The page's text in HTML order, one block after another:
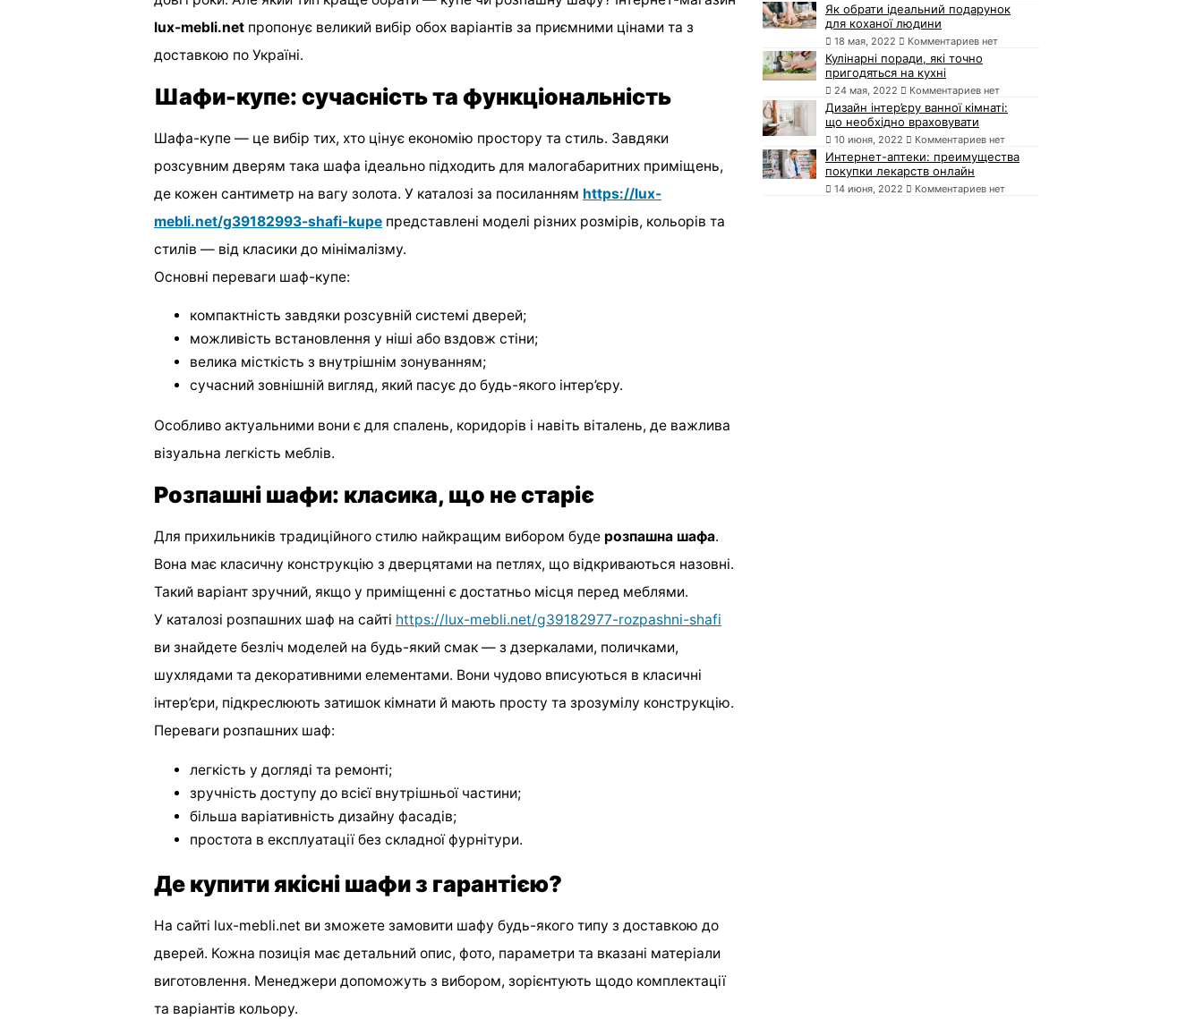
lux-mebli.net пропонує великий вибір обох варіантів за приємними цінами та з
доставкою по Україні.
Шафи-купе: сучасність та функціональність
Шафа-купе — це вибір тих, хто цінує економію простору та стиль. Завдяки
розсувним дверям така шафа ідеально підходить для малогабаритних приміщень,
де кожен сантиметр на вагу золота. У каталозі за посиланням https://lux-
mebli.net/g39182993-shafi-kupe представлені моделі різних розмірів, кольорів та
стилів — від класики до мінімалізму.
Основні переваги шаф-купе:
компактність завдяки розсувній системі дверей;
можливість встановлення у ніші або вздовж стіни;
велика місткість з внутрішнім зонуванням;
сучасний зовнішній вигляд, який пасує до будь-якого інтер’єру.
Особливо актуальними вони є для спалень, коридорів і навіть віталень, де важлива
візуальна легкість меблів.
Розпашні шафи: класика, що не старіє
Для прихильників традиційного стилю найкращим вибором буде розпашна шафа.
Вона має класичну конструкцію з дверцятами на петлях, що відкриваються назовні.
Такий варіант зручний, якщо у приміщенні є достатньо місця перед меблями.
У каталозі розпашних шаф на сайті https://lux-mebli.net/g39182977-rozpashni-shafi
ви знайдете безліч моделей на будь-який смак — з дзеркалами, поличками,
шухлядами та декоративними елементами. Вони чудово вписуються в класичні
інтер’єри, підкреслюють затишок кімнати й мають просту та зрозумілу конструкцію.
Переваги розпашних шаф:
легкість у догляді та ремонті;
зручність доступу до всієї внутрішньої частини;
більша варіативність дизайну фасадів;
простота в експлуатації без складної фурнітури.
Де купити якісні шафи з гарантією?
На сайті lux-mebli.net ви зможете замовити шафу будь-якого типу з доставкою до
дверей. Кожна позиція має детальний опис, фото, параметри та вказані матеріали
виготовлення. Менеджери допоможуть з вибором, зорієнтують щодо комплектації
та варіантів кольору.
Як обрати ідеальний подарунок
для коханої людини
18 мая, 2022 Комментариев нет
Кулінарні поради, які точно
пригодяться на кухні
24 мая, 2022 Комментариев нет
Дизайн інтер’єру ванної кімнаті:
що необхідно враховувати
10 июня, 2022 Комментариев нет
Интернет-аптеки: преимущества
покупки лекарств онлайн
14 июня, 2022 Комментариев нет